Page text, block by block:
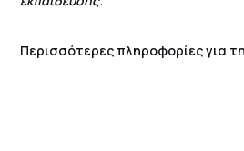
Περισσότερες πληροφορίες για